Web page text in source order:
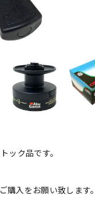
ック品です。
購入をお願い致します。